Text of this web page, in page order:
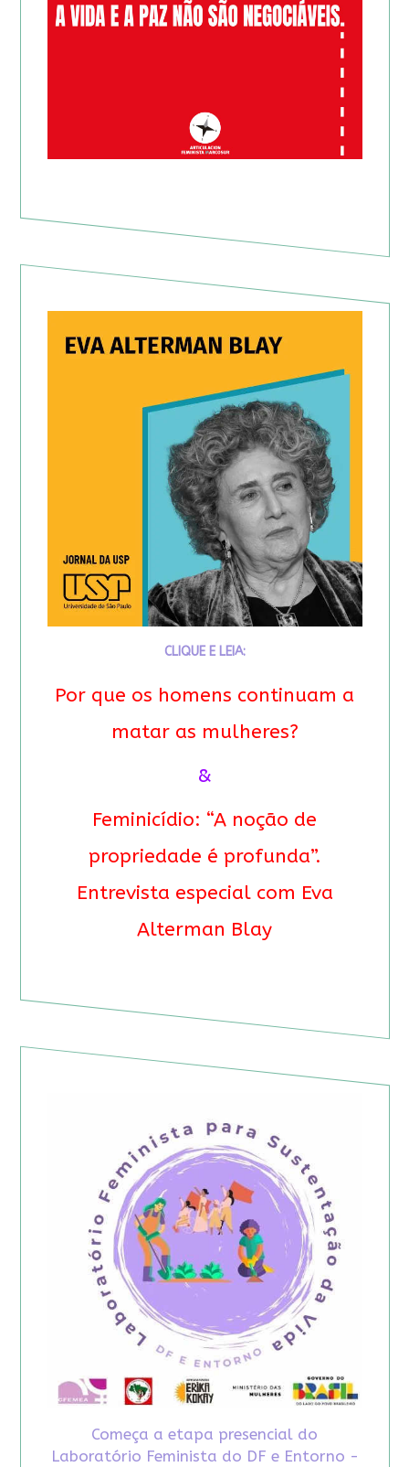
CLIQUE E LEIA:
Por que os homens continuam a
matar as mulheres?
&
Feminicídio: “A noção de
propriedade é profunda”.
Entrevista especial com Eva
Alterman Blay
Começa a etapa presencial do
Laboratório Feminista do DF e Entorno -